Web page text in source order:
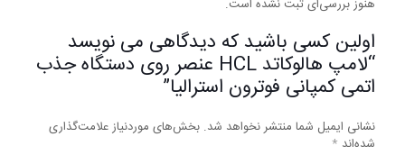
هنوز بررسی‌ای ثبت نشده است.
اولین کسی باشید که دیدگاهی می نویسد
“لامپ هالوکاتد HCL عنصر روی دستگاه جذب
اتمی کمپانی فوترون استرالیا”
نشانی ایمیل شما منتشر نخواهد شد. بخش‌های موردنیاز علامت‌گذاری
شده‌اند *